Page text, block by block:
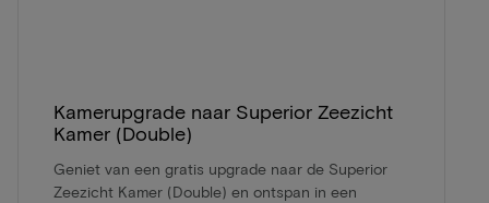
Kamerupgrade naar Superior Zeezicht
Kamer (Double)
Geniet van een gratis upgrade naar de Superior
Zeezicht Kamer (Double) en ontspan in een